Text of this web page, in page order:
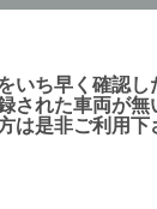
いち早く確認し
された車両が無
は是非ご利用下